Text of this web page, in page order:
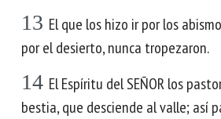
13 El que los hizo ir por los
por el desierto, nunca tropezaron.
14 El Espíritu del SEÑOR los
bestia, que desciende al valle; así